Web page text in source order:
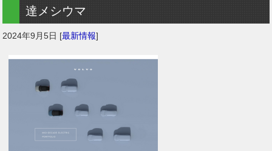
達メシウマ
2024年9月5日 [最新情報]